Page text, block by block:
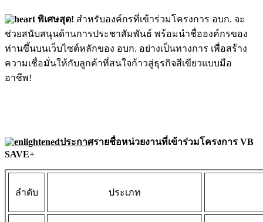
พิเศษสุด! สำหรับองค์กรที่เข้าร่วมโครงการ อบก. จะ
ช่วยสนับสนุนด้านการประชาสัมพันธ์ พร้อมนำชื่อองค์กรของ
ท่านขึ้นบนเว็บไซต์หลักของ อบก. อย่างเป็นทางการ เพื่อสร้าง
ความเชื่อมั่นให้กับลูกค้าที่สนใจก้าวสู่ธุรกิจสีเขียวแบบมือ
อาชีพ!
ประกาศรายชื่อหน่วยงานที่เข้าร่วมโครงการ VB
SAVE+
ลำดับ ประเภท